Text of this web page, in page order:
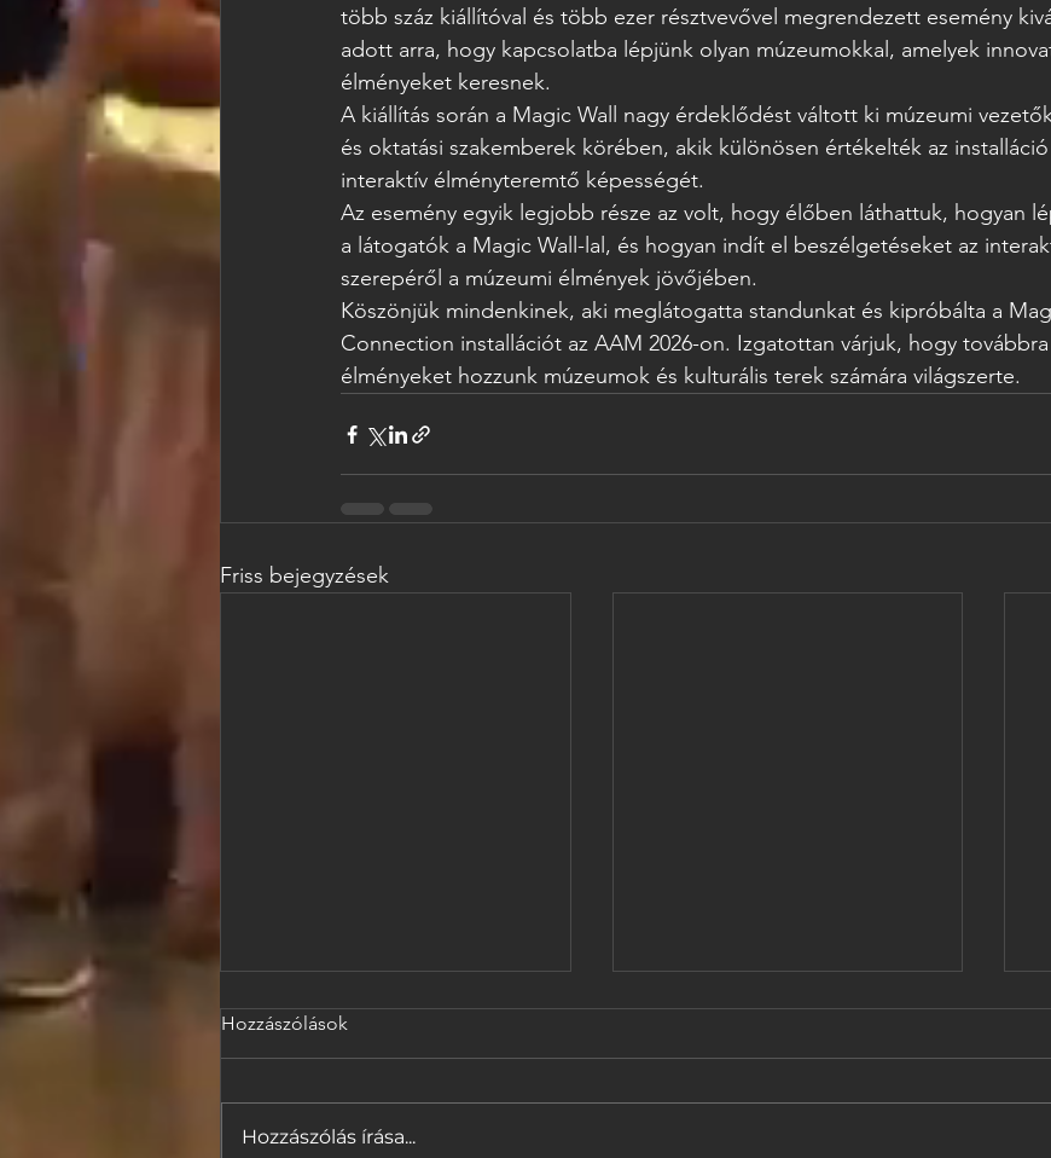
több száz kiállítóval és több ezer résztvevővel megrendezett esemény
adott arra, hogy kapcsolatba lépjünk olyan múzeumokkal, amelyek
élményeket keresnek.
A kiállítás során a Magic Wall nagy érdeklődést váltott ki múzeumi
és oktatási szakemberek körében, akik különösen értékelték az
interaktív élményteremtő képességét.
Az esemény egyik legjobb része az volt, hogy élőben láthattuk, hogyan
a látogatók a Magic Wall-lal, és hogyan indít el beszélgetéseket az
szerepéről a múzeumi élmények jövőjében.
Köszönjük mindenkinek, aki meglátogatta standunkat és kipróbálta a
Connection installációt az AAM 2026-on. Izgatottan várjuk, hogy
élményeket hozzunk múzeumok és kulturális terek számára világszerte.
Friss bejegyzések
Hozzászólások
Hozzászólás írása...